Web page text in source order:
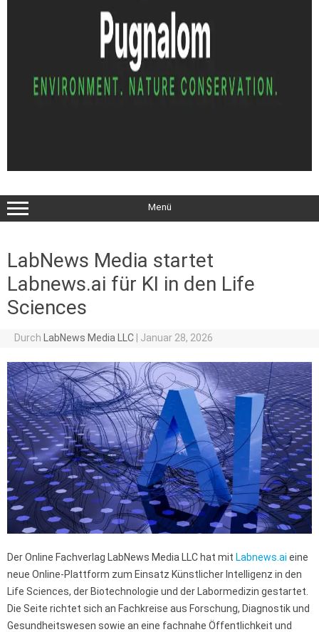
Menü
LabNews Media startet
Labnews.ai für KI in den Life
Sciences
Durch LabNews Media LLC Januar 28, 2026
Der Online Fachverlag LabNews Media LLC hat mit Labnews.ai eine
neue Online-Plattform zum Einsatz Künstlicher Intelligenz in den
Life Sciences, der Biotechnologie und der Labormedizin gestartet.
Die Seite richtet sich an Fachkreise aus Forschung, Diagnostik und
Gesundheitswesen sowie an eine fachnahe Öffentlichkeit und